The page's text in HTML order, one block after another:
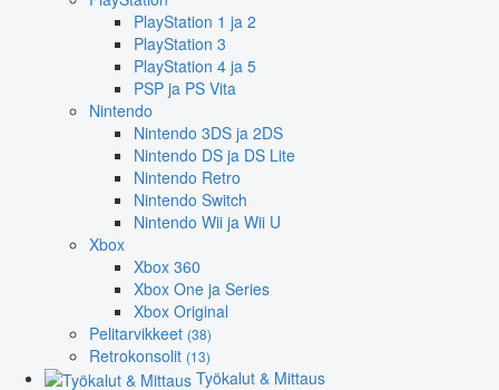
PlayStation 1 ja 2
PlayStation 3
PlayStation 4 ja 5
PSP ja PS Vita
Nintendo
Nintendo 3DS ja 2DS
Nintendo DS ja DS Lite
Nintendo Retro
Nintendo Switch
Nintendo Wii ja Wii U
Xbox
Xbox 360
Xbox One ja Series
Xbox Original
Pelitarvikkeet (38)
Retrokonsolit (13)
Työkalut & Mittaus